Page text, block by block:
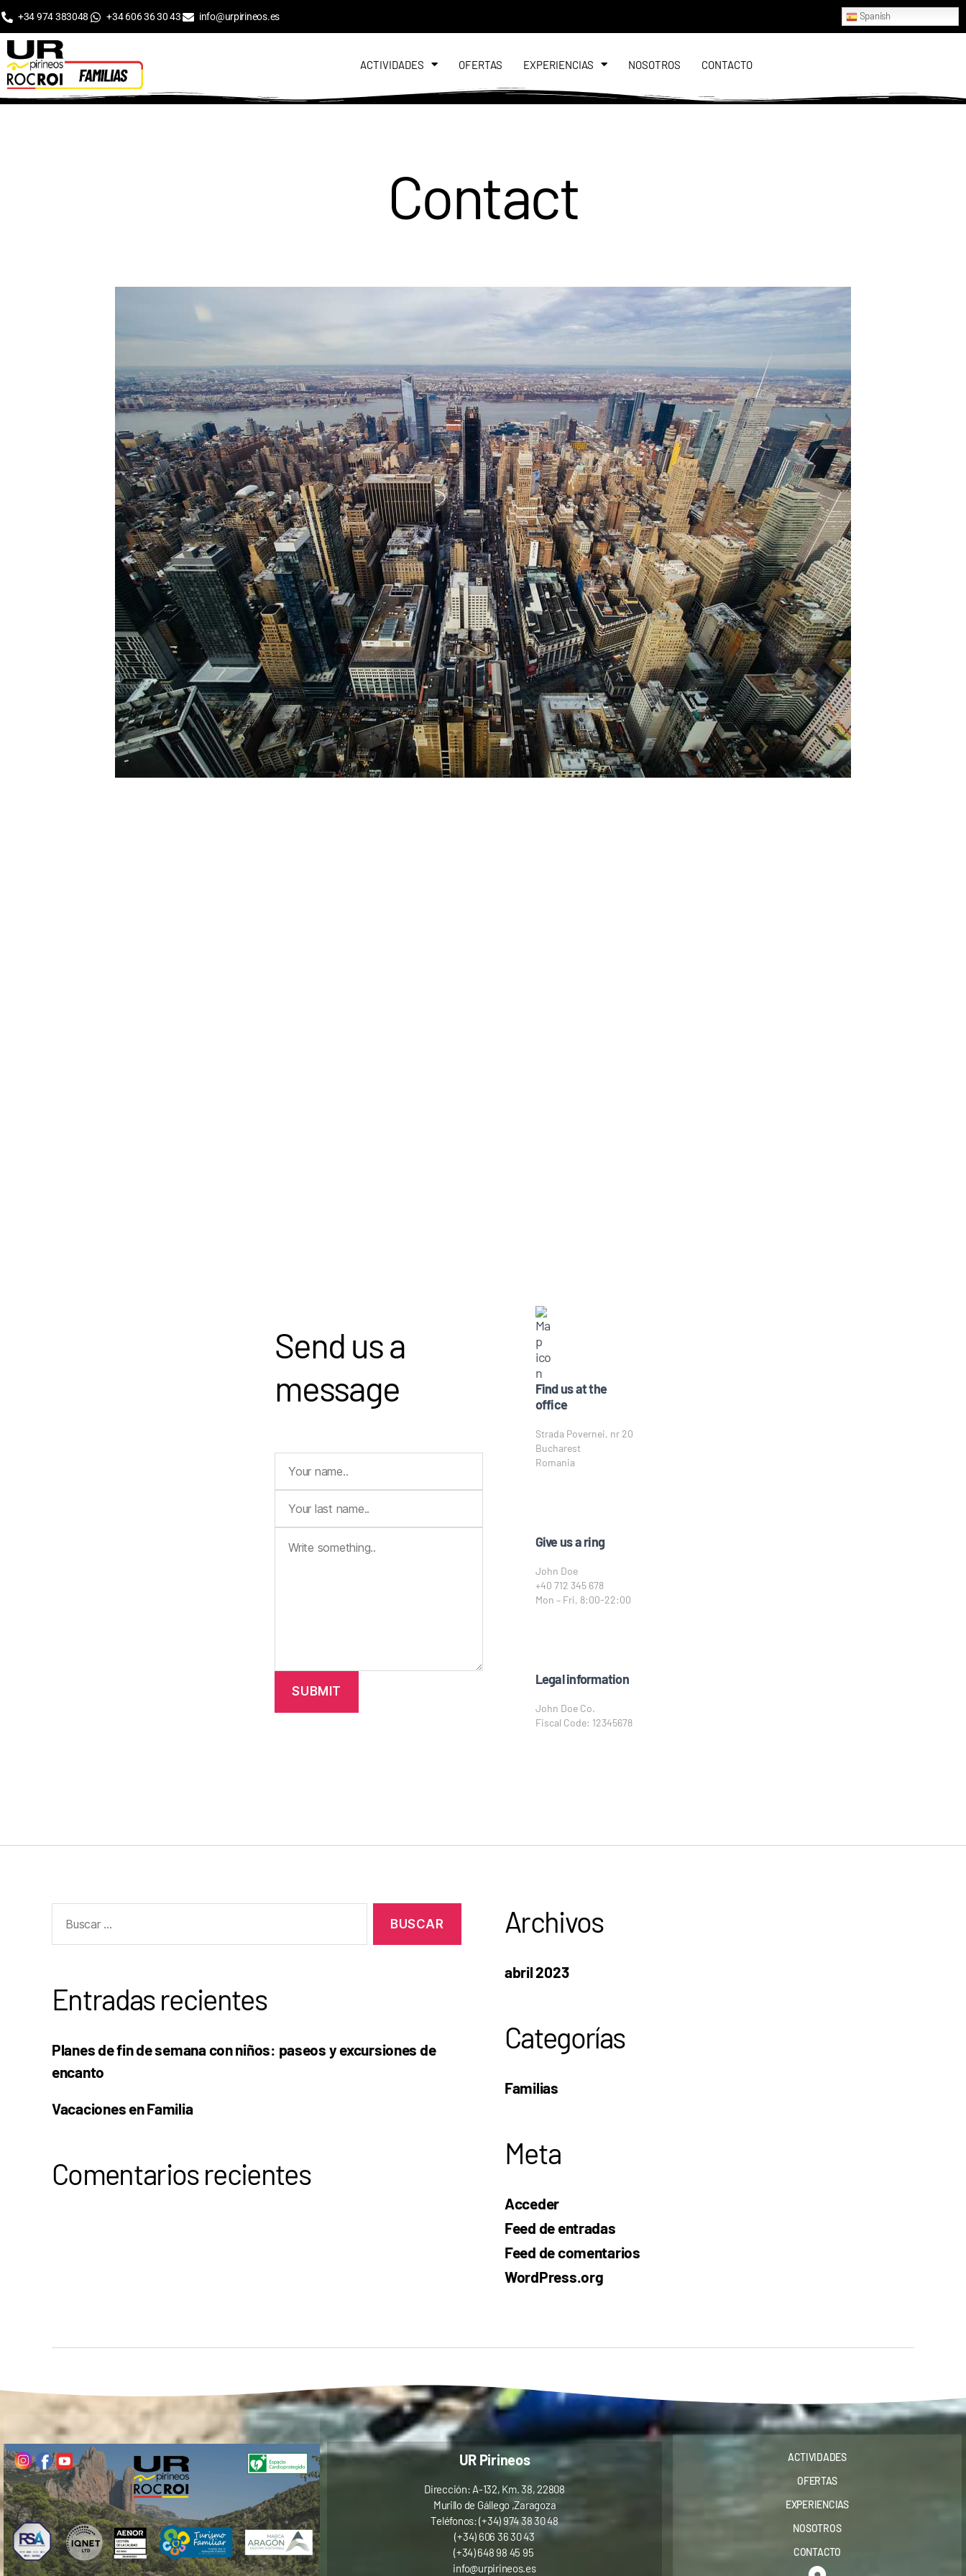
+34 974 383048 +34 606 36 30 43 info@urpirineos.es Spanish
ACTIVIDADES OFERTAS EXPERIENCIAS NOSOTROS CONTACTO
Contact
Send us a
message
Find us at the
office
Strada Povernei, nr 20
Bucharest
Romania
Give us a ring
John Doe
+40 712 345 678
Mon – Fri, 8:00-22:00
Legal information
John Doe Co.
Fiscal Code: 12345678
Entradas recientes
Planes de fin de semana con niños: paseos y excursiones de
encanto
Vacaciones en Familia
Comentarios recientes
Archivos
abril 2023
Categorías
Familias
Meta
Acceder
Feed de entradas
Feed de comentarios
WordPress.org
UR Pirineos
Dirección: A-132, Km. 38, 22808
Murillo de Gállego ,Zaragoza
Teléfonos: (+34) 974 38 30 48
(+34) 606 36 30 43
(+34) 648 98 45 95
info@urpirineos.es
ACTIVIDADES
OFERTAS
EXPERIENCIAS
NOSOTROS
CONTACTO